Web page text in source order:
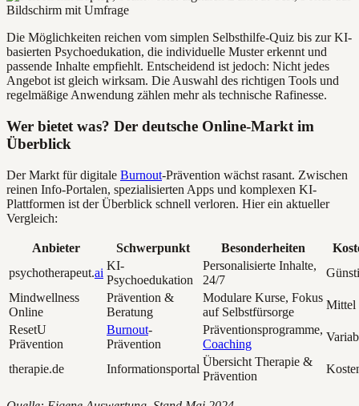
Die Möglichkeiten reichen vom simplen Selbsthilfe-Quiz bis zur KI-
basierten Psychoedukation, die individuelle Muster erkennt und
passende Inhalte empfiehlt. Entscheidend ist jedoch: Nicht jedes
Angebot ist gleich wirksam. Die Auswahl des richtigen Tools und
regelmäßige Anwendung zählen mehr als technische Rafinesse.
Wer bietet was? Der deutsche Online-Markt im
Überblick
Der Markt für digitale Burnout-Prävention wächst rasant. Zwischen
reinen Info-Portalen, spezialisierten Apps und komplexen KI-
Plattformen ist der Überblick schnell verloren. Hier ein aktueller
Vergleich:
Anbieter Schwerpunkt Besonderheiten
psychotherapeut.ai
KI-
Psychoedukation
Personalisierte Inhalte,
24/7
Mindwellness
Online
Prävention &
Beratung
Modulare Kurse, Fokus
auf Selbstfürsorge
Mittel
ResetU
Prävention
Burnout-
Prävention
Präventionsprogramme,
Coaching
therapie.de Informationsportal
Übersicht Therapie &
Prävention